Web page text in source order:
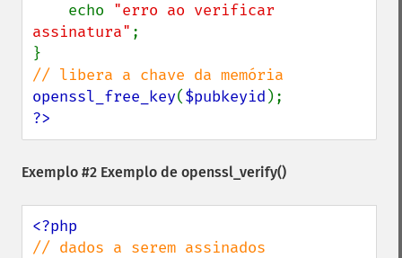
    echo
"erro ao verificar
assinatura" ;
openssl_free_key($pubkeyid
?>
Exemplo #2 Exemplo de openssl_verify()